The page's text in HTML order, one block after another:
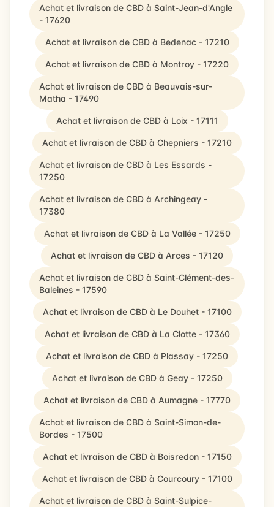
Achat et livraison de CBD à Saint-Jean-d'Angle
- 17620
Achat et livraison de CBD à Bedenac - 17210
Achat et livraison de CBD à Montroy - 17220
Achat et livraison de CBD à Beauvais-sur-
Matha - 17490
Achat et livraison de CBD à Loix - 17111
Achat et livraison de CBD à Chepniers - 17210
Achat et livraison de CBD à Les Essards -
17250
Achat et livraison de CBD à Archingeay -
17380
Achat et livraison de CBD à La Vallée - 17250
Achat et livraison de CBD à Arces - 17120
Achat et livraison de CBD à Saint-Clément-des-
Baleines - 17590
Achat et livraison de CBD à Le Douhet - 17100
Achat et livraison de CBD à La Clotte - 17360
Achat et livraison de CBD à Plassay - 17250
Achat et livraison de CBD à Geay - 17250
Achat et livraison de CBD à Aumagne - 17770
Achat et livraison de CBD à Saint-Simon-de-
Bordes - 17500
Achat et livraison de CBD à Boisredon - 17150
Achat et livraison de CBD à Courcoury - 17100
Achat et livraison de CBD à Saint-Sulpice-